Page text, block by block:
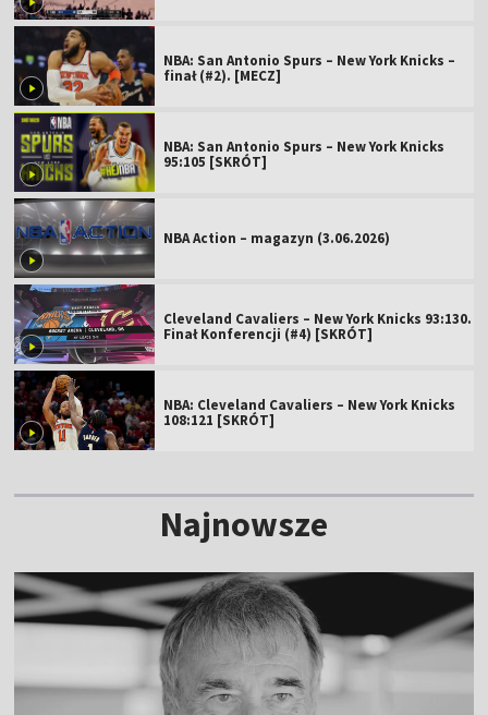
NBA: San Antonio Spurs – New York Knicks –
finał (#2). [MECZ]
NBA: San Antonio Spurs – New York Knicks
95:105 [SKRÓT]
NBA Action – magazyn (3.06.2026)
Cleveland Cavaliers – New York Knicks 93:130.
Finał Konferencji (#4) [SKRÓT]
NBA: Cleveland Cavaliers – New York Knicks
108:121 [SKRÓT]
Najnowsze